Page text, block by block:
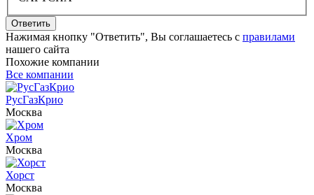
Ответить
Нажимая кнопку "Ответить", Вы соглашаетесь с правилами
нашего сайта
Похожие компании
Все компании
РусГазКрио
Москва
Хром
Москва
Хорст
Москва